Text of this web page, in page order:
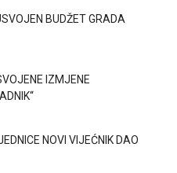
BUDŽET GRADA
IZMJENE
NOVI VIJEĆNIK DAO